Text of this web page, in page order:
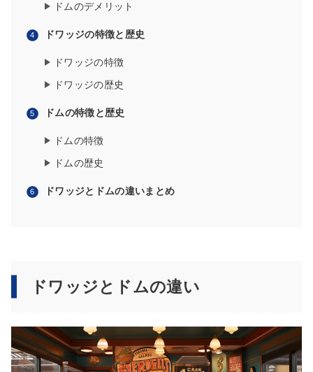
ドムのデメリット
ドワッジの特徴と歴史
ドワッジの特徴
ドワッジの歴史
ドムの特徴と歴史
ドムの特徴
ドムの歴史
ドワッジとドムの違いまとめ
ドワッジとドムの違い